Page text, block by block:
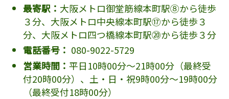
最寄駅： 大阪メトロ御堂筋線本町駅⑧から徒歩
３分、大阪メトロ中央線本町駅⑰から徒歩３
分、大阪メトロ四つ橋線本町駅⑳から徒歩３分
電話番号： 080-9022-5729
営業時間： 平日10時00分～21時00分（最終受
付20時00分）、土・日・祝9時00分～19時00分
（最終受付18時00分）